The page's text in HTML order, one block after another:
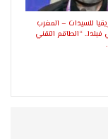
للسيدات – المغرب
فيلدا.. “الطاقم التقني